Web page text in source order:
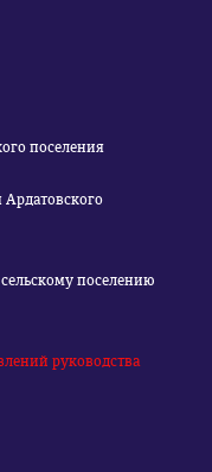
поселения
Ардатовского
поселению
руководства